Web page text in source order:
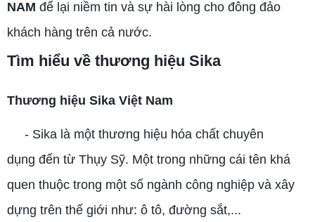
NAM để lại niềm tin và sự hài lòng cho đông đảo
khách hàng trên cả nước.
Tìm hiểu về thương hiệu Sika
Thương hiệu Sika Việt Nam
- Sika là một thương hiệu hóa chất chuyên
dụng đến từ Thụy Sỹ. Một trong những cái tên khá
quen thuộc trong một số ngành công nghiệp và xây
dựng trên thế giới như: ô tô, đường sắt,...